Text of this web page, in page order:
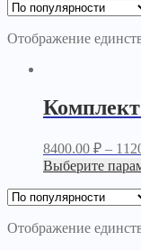
Отображение
8400.00 ₽ –
Выберите
Отображение